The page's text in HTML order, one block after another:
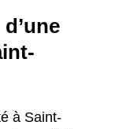
à Saint-